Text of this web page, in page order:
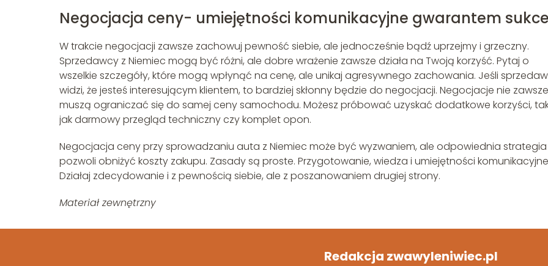
Negocjacja ceny- umiejętności komunikacyjne gwarantem
W trakcie negocjacji zawsze zachowuj pewność siebie, ale jednocześnie bądź uprzejmy i grzeczny.
Sprzedawcy z Niemiec mogą być różni, ale dobre wrażenie zawsze działa na Twoją korzyść. Pytaj o
wszelkie szczegóły, które mogą wpłynąć na cenę, ale unikaj agresywnego zachowania. Jeśli
widzi, że jesteś interesującym klientem, to bardziej skłonny będzie do negocjacji. Negocjacje nie zawsze
muszą ograniczać się do samej ceny samochodu. Możesz próbować uzyskać dodatkowe korzyści,
jak darmowy przegląd techniczny czy komplet opon.
Negocjacja ceny przy sprowadzaniu auta z Niemiec może być wyzwaniem, ale odpowiednia strategia
pozwoli obniżyć koszty zakupu. Zasady są proste. Przygotowanie, wiedza i umiejętności
Działaj zdecydowanie i z pewnością siebie, ale z poszanowaniem drugiej strony.
Materiał zewnętrzny
Redakcja zwawyleniwiec.pl